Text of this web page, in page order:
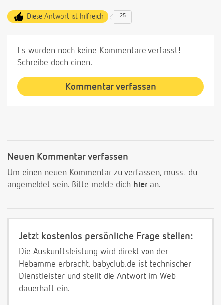
Diese Antwort ist hilfreich 25
Es wurden noch keine Kommentare verfasst!
Schreibe doch einen.
Kommentar verfassen
Neuen Kommentar verfassen
Um einen neuen Kommentar zu verfassen, musst du
angemeldet sein. Bitte melde dich hier an.
Jetzt kostenlos persönliche Frage stellen:
Die Auskunftsleistung wird direkt von der
Hebamme erbracht. babyclub.de ist technischer
Dienstleister und stellt die Antwort im Web
dauerhaft ein.